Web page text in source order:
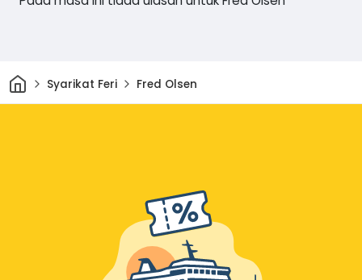
Rumah
Syarikat Feri Fred Olsen